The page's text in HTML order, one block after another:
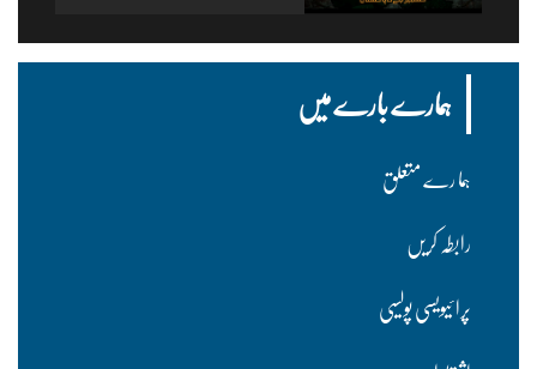
ہمارے بارے میں
ہما رے متعلق
رابطہ کریں
پرا ئیویسی پولسیی